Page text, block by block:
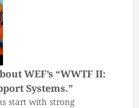
WEF’s “WWTF II:
Systems.”
start with strong